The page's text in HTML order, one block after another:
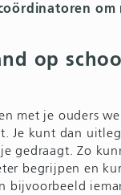
om
op
met je ouders
Je kunt dan
gedraagt. Zo
begrijpen en
bijvoorbeeld